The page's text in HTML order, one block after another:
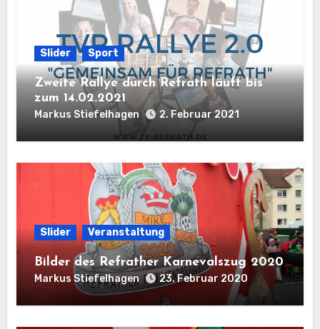
Slider Sport
Zweite Rallye durch Refrath läuft bis
zum 14.02.2021
Markus Stiefelhagen 2. Februar 2021
Slider Veranstaltung
Bilder des Refrather Karnevalszug 2020
Markus Stiefelhagen 23. Februar 2020